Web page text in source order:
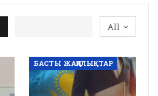
All
БАСТЫ ЖАҢАЛЫҚТАР